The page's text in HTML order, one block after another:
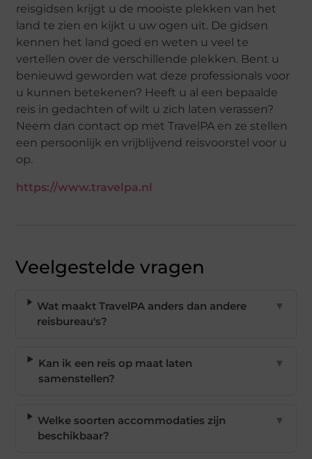
reisgidsen krijgt u de mooiste plekken van het
land te zien en kijkt u uw ogen uit. De gidsen
kennen het land goed en weten u veel te
vertellen over de verschillende plekken. Bent u
benieuwd geworden wat deze professionals voor
u kunnen betekenen? Heeft u al een bepaalde
reis in gedachten of wilt u zich laten verassen?
Neem dan contact op met TravelPA en ze stellen
een persoonlijk en vrijblijvend reisvoorstel voor u
op.
https://www.travelpa.nl
Veelgestelde vragen
Wat maakt TravelPA anders dan andere
reisbureau's?
▼
Kan ik een reis op maat laten
samenstellen?
▼
Welke soorten accommodaties zijn
beschikbaar?
▼